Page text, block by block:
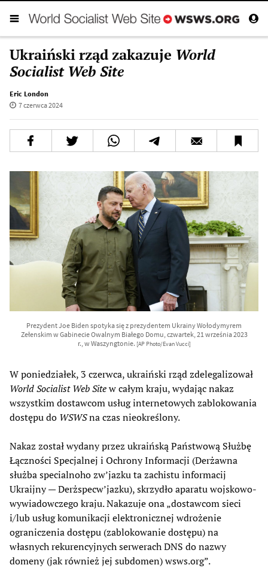
Ukraiński rząd zakazuje World
Socialist Web Site
Eric London
7 czerwca 2024
Prezydent Joe Biden spotyka się z prezydentem Ukrainy Wołodymyrem
Zełenskim w Gabinecie Owalnym Białego Domu, czwartek, 21 września 2023
r., w Waszyngtonie. [AP Photo/Evan Vucci]
W poniedziałek, 3 czerwca, ukraiński rząd zdelegalizował
World Socialist Web Sitew całym kraju, wydając nakaz
wszystkim dostawcom usług internetowych zablokowania
dostępu do WSWSna czas nieokreślony.
Nakaz został wydany przez ukraińską Państwową Służbę
Łączności Specjalnej i Ochrony Informacji (Derżawna
służba specialnoho zw’jazku ta zachistu informacij
Ukraijny — Derżspecw’jazku), skrzydło aparatu wojskowo-
wywiadowczego kraju. Nakazuje ona „dostawcom sieci
i/lub usług komunikacji elektronicznej wdrożenie
ograniczenia dostępu (zablokowanie dostępu) na
własnych rekurencyjnych serwerach DNS do nazwy
domeny (jak również jej subdomen) wsws.org”.